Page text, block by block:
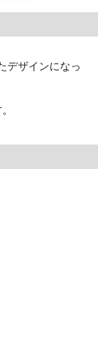
デザインになっ